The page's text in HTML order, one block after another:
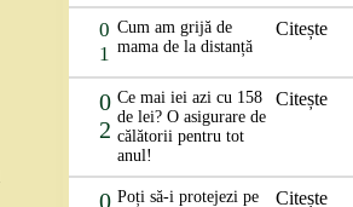
0
1
Cum am grijă de
mama de la distanță
Citește
0
2
Ce mai iei azi cu 158
de lei? O asigurare de
călătorii pentru tot
anul!
Citește
0 Poți să-i protejezi pe
Citește